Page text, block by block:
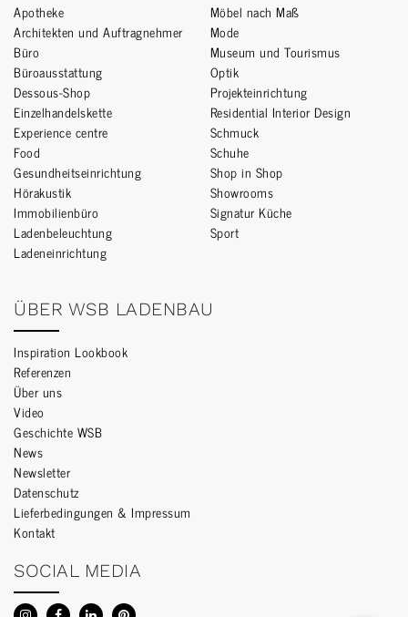
Apotheke
Architekten und Auftragnehmer
Büro
Büroausstattung
Dessous-Shop
Einzelhandelskette
Experience centre
Food
Gesundheitseinrichtung
Hörakustik
Immobilienbüro
Ladenbeleuchtung
Ladeneinrichtung
Möbel nach Maß
Mode
Museum und Tourismus
Optik
Projekteinrichtung
Residential Interior Design
Schmuck
Schuhe
Shop in Shop
Showrooms
Signatur Küche
Sport
ÜBER WSB LADENBAU
Inspiration Lookbook
Referenzen
Über uns
Video
Geschichte WSB
News
Newsletter
Datenschutz
Lieferbedingungen & Impressum
Kontakt
SOCIAL MEDIA